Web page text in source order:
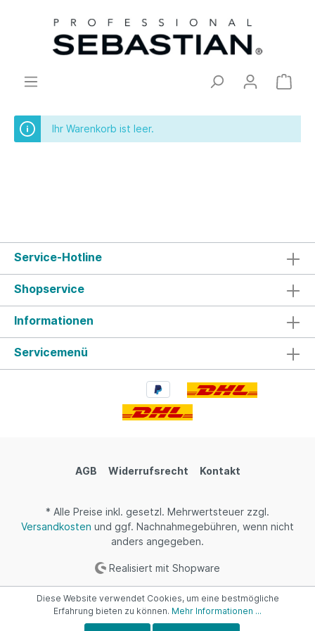
Ihr Warenkorb ist leer.
Service-Hotline
Shopservice
Informationen
Servicemenü
AGB Widerrufsrecht Kontakt
* Alle Preise inkl. gesetzl. Mehrwertsteuer zzgl.
Versandkosten und ggf. Nachnahmegebühren, wenn nicht
anders angegeben.
Realisiert mit Shopware
Diese Website verwendet Cookies, um eine bestmögliche
Erfahrung bieten zu können. Mehr Informationen ...